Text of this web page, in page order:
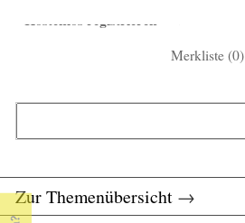
Kostenlos registrieren
Merkliste (0)
Zur Themenübersicht →